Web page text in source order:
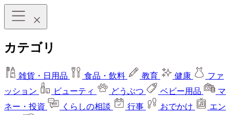
カテゴリ
雑貨・日用品 食品・飲料 教育 健康
ファ
ッション
ビューティ どうぶつ ベビー用品
マ
ネー・投資
くらしの相談 行事 おでかけ
エン